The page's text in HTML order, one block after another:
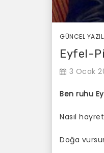
GÜNCEL
Eyfel-
3 Ocak
Ben ruhu
Nasıl
Doğa